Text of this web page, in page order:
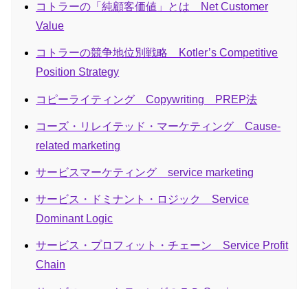
コトラーの「純顧客価値」とは Net Customer
Value
コトラーの競争地位別戦略 Kotler’s Competitive
Position Strategy
コピーライティング Copywriting PREP法
コーズ・リレイテッド・マーケティング Cause-
related marketing
サービスマーケティング service marketing
サービス・ドミナント・ロジック Service
Dominant Logic
サービス・プロフィット・チェーン Service Profit
Chain